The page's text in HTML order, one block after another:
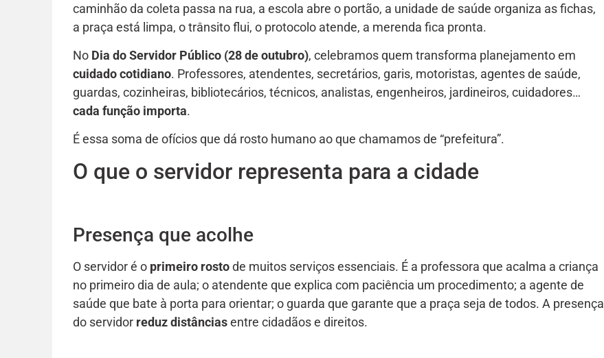
caminhão da coleta passa na rua, a escola abre o portão, a unidade de saúde organiza as fichas,
a praça está limpa, o trânsito flui, o protocolo atende, a merenda fica pronta.
No Dia do Servidor Público (28 de outubro), celebramos quem transforma planejamento em
cuidado cotidiano. Professores, atendentes, secretários, garis, motoristas, agentes de saúde,
guardas, cozinheiras, bibliotecários, técnicos, analistas, engenheiros, jardineiros, cuidadores…
cada função importa.
É essa soma de ofícios que dá rosto humano ao que chamamos de “prefeitura”.
O que o servidor representa para a cidade
Presença que acolhe
O servidor é o primeiro rostode muitos serviços essenciais. É a professora que acalma a criança
no primeiro dia de aula; o atendente que explica com paciência um procedimento; a agente de
saúde que bate à porta para orientar; o guarda que garante que a praça seja de todos. A presença
do servidor reduz distânciasentre cidadãos e direitos.